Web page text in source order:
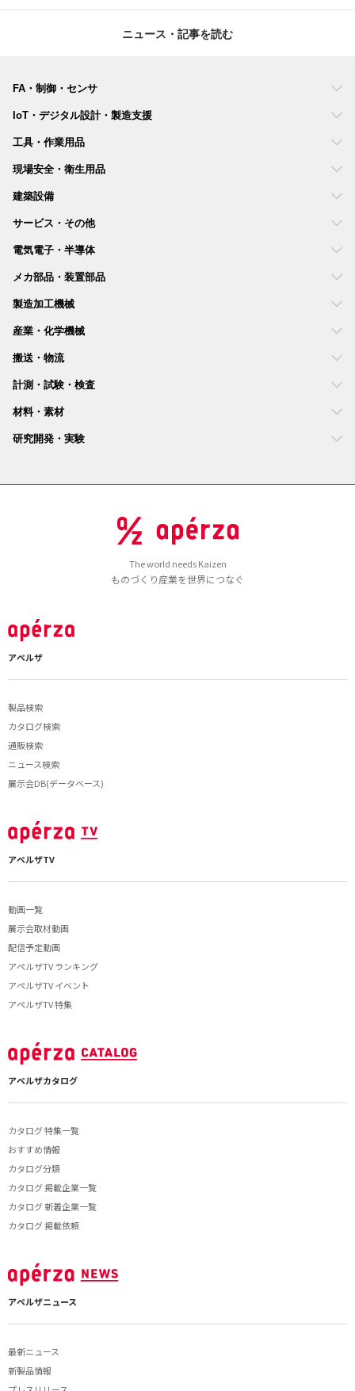
ニュース・記事を読む
FA・制御・センサ
IoT・デジタル設計・製造支援
工具・作業用品
現場安全・衛生用品
建築設備
サービス・その他
電気電子・半導体
メカ部品・装置部品
製造加工機械
産業・化学機械
搬送・物流
計測・試験・検査
材料・素材
研究開発・実験
The world needs Kaizen
ものづくり産業を世界につなぐ
アペルザ
製品検索
カタログ検索
通販検索
ニュース検索
展示会DB(データベース)
アペルザTV
動画一覧
展示会取材動画
配信予定動画
アペルザTV ランキング
アペルザTV イベント
アペルザTV 特集
アペルザカタログ
カタログ 特集一覧
おすすめ情報
カタログ分類
カタログ 掲載企業一覧
カタログ 新着企業一覧
カタログ 掲載依頼
アペルザニュース
最新ニュース
新製品情報